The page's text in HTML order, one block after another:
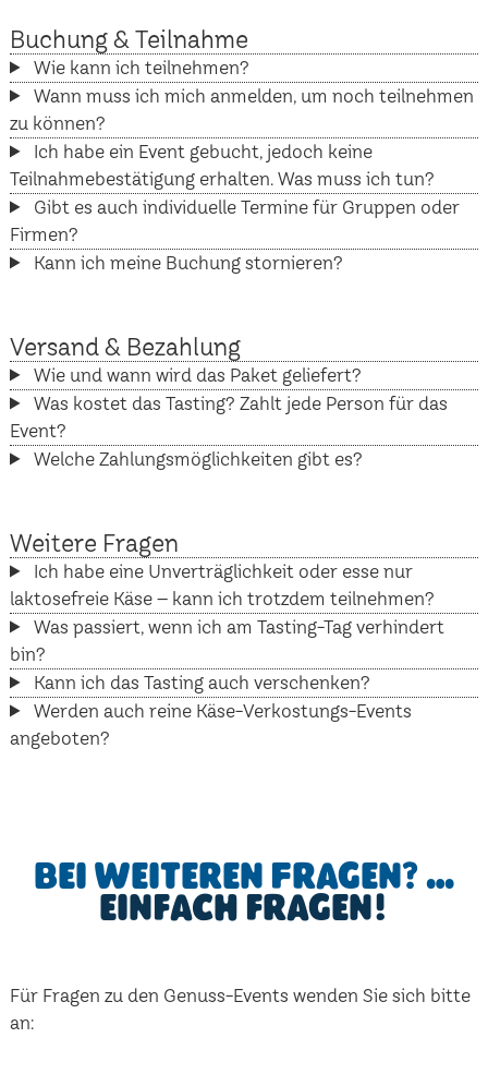
Buchung & Teilnahme
Wie kann ich teilnehmen?
Wann muss ich mich anmelden, um noch teilnehmen
zu können?
Ich habe ein Event gebucht, jedoch keine
Teilnahmebestätigung erhalten. Was muss ich tun?
Gibt es auch individuelle Termine für Gruppen oder
Firmen?
Kann ich meine Buchung stornieren?
Versand & Bezahlung
Wie und wann wird das Paket geliefert?
Was kostet das Tasting? Zahlt jede Person für das
Event?
Welche Zahlungsmöglichkeiten gibt es?
Weitere Fragen
Ich habe eine Unverträglichkeit oder esse nur
laktosefreie Käse – kann ich trotzdem teilnehmen?
Was passiert, wenn ich am Tasting-Tag verhindert
bin?
Kann ich das Tasting auch verschenken?
Werden auch reine Käse-Verkostungs-Events
angeboten?
Bei weiteren Fragen? …
einfach fragen!
Für Fragen zu den Genuss-Events wenden Sie sich bitte
an: